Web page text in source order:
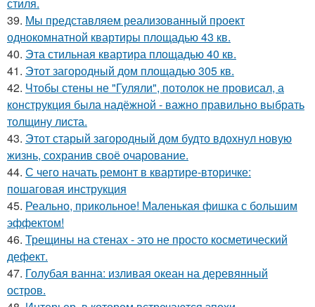
стиля.
39. Мы представляем реализованный проект
однокомнатной квартиры площадью 43 кв.
40. Эта стильная квартира площадью 40 кв.
41. Этот загородный дом площадью 305 кв.
42. Чтобы стены не "Гуляли", потолок не провисал, а
конструкция была надёжной - важно правильно выбрать
толщину листа.
43. Этот старый загородный дом будто вдохнул новую
жизнь, сохранив своё очарование.
44. С чего начать ремонт в квартире-вторичке:
пошаговая инструкция
45. Реально, прикольное! Маленькая фишка с большим
эффектом!
46. Трещины на стенах - это не просто косметический
дефект.
47. Голубая ванна: изливая океан на деревянный
остров.